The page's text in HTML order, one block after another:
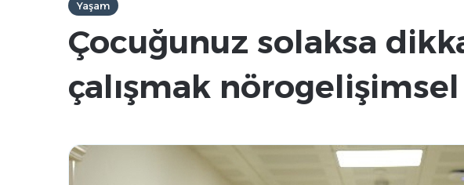
Yaşam
Çocuğunuz solaksa
çalışmak